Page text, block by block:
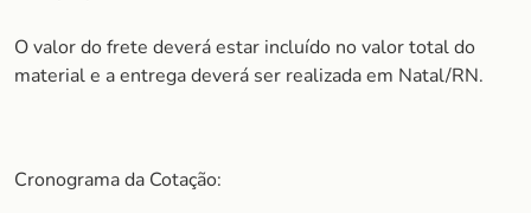
O valor do frete deverá estar incluído no valor total do
material e a entrega deverá ser realizada em Natal/RN.
Cronograma da Cotação: